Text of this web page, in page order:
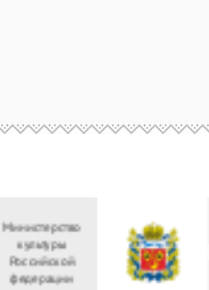
Министерство
культуры
Российской
федерации